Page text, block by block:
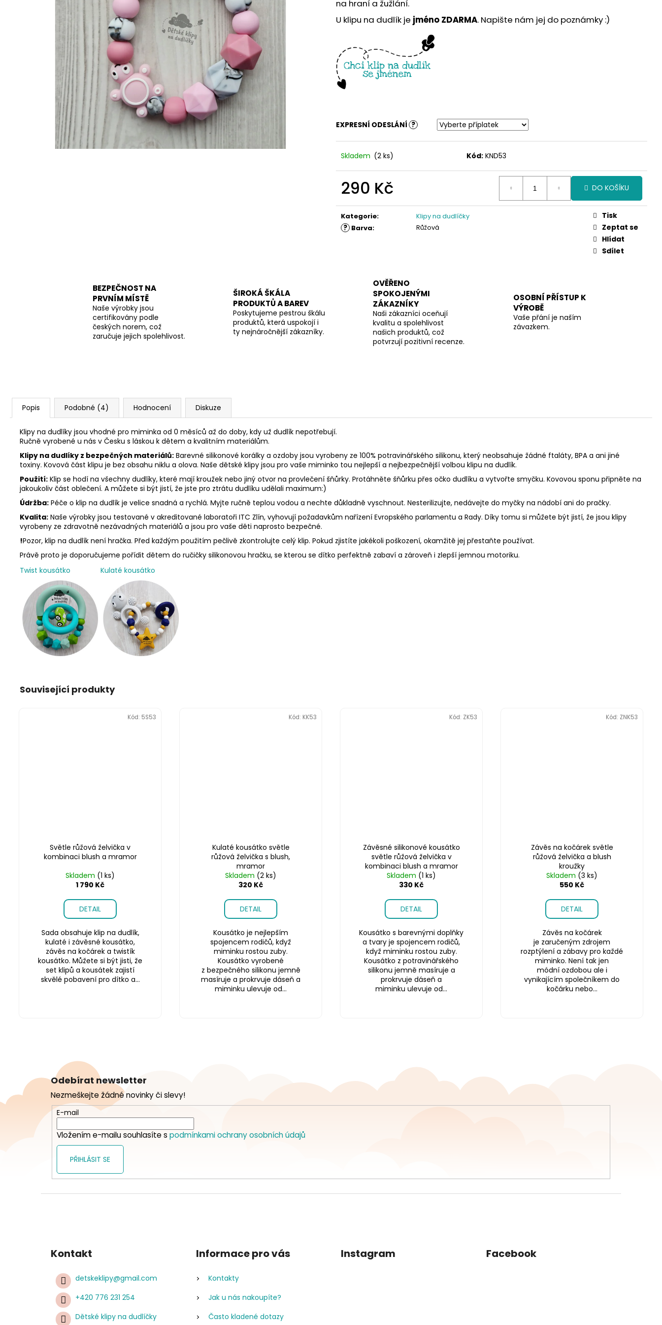
na hraní a žužlání.
U klipu na dudlík je jméno ZDARMA. Napište nám jej do poznámky :)
EXPRESNÍ ODESLÁNÍ ?
Skladem (2 ks) Kód: KND53
290 Kč
cena:
DO KOŠÍKU
Kategorie: Klipy na dudlíčky
? Barva: Růžová
Tisk
Zeptat se
Hlídat
Sdílet
BEZPEČNOST NA
PRVNÍM MÍSTĚ
Naše výrobky jsou
certifikovány podle
českých norem, což
zaručuje jejich spolehlivost.
ŠIROKÁ ŠKÁLA
PRODUKTŮ A BAREV
Poskytujeme pestrou škálu
produktů, která uspokojí i
ty nejnáročnější zákazníky.
OVĚŘENO
SPOKOJENÝMI
ZÁKAZNÍKY
Naši zákazníci oceňují
kvalitu a spolehlivost
našich produktů, což
potvrzují pozitivní recenze.
OSOBNÍ PŘÍSTUP K
VÝROBĚ
Vaše přání je naším
závazkem.
Popis Podobné (4) Hodnocení Diskuze
Klipy na dudlíky jsou vhodné pro miminka od 0 měsíců až do doby, kdy už dudlík nepotřebují.
Ručně vyrobené u nás v Česku s láskou k dětem a kvalitním materiálům.
Klipy na dudlíky z bezpečných materiálů: Barevné silikonové korálky a ozdoby jsou vyrobeny ze 100% potravinářského silikonu, který neobsahuje žádné ftaláty, BPA a ani jiné
toxiny. Kovová část klipu je bez obsahu niklu a olova. Naše dětské klipy jsou pro vaše miminko tou nejlepší a nejbezpečnější volbou klipu na dudlík.
Použití: Klip se hodí na všechny dudlíky, které mají kroužek nebo jiný otvor na provlečení šňůrky. Protáhněte šňůrku přes očko dudlíku a vytvořte smyčku. Kovovou sponu připněte na
jakoukoliv část oblečení. A můžete si být jistí, že jste pro ztrátu dudlíku udělali maximum:)
Údržba: Péče o klip na dudlík je velice snadná a rychlá. Myjte ručně teplou vodou a nechte důkladně vyschnout. Nesterilizujte, nedávejte do myčky na nádobí ani do pračky.
Kvalita: Naše výrobky jsou testované v akreditované laboratoři ITC Zlín, vyhovují požadavkům nařízení Evropského parlamentu a Rady. Díky tomu si můžete být jistí, že jsou klipy
vyrobeny ze zdravotně nezávadných materiálů a jsou pro vaše děti naprosto bezpečné.
!Pozor, klip na dudlík není hračka. Před každým použitím pečlivě zkontrolujte celý klip. Pokud zjistíte jakékoli poškození, okamžitě jej přestaňte používat.
Právě proto je doporučujeme pořídit dětem do ručičky silikonovou hračku, se kterou se dítko perfektně zabaví a zároveň i zlepší jemnou motoriku.
Twist kousátko
Kulaté kousátko
Související produkty
Světle růžová želvička v
kombinaci blush a mramor
Skladem (1 ks)
1 790 Kč
DETAIL
Sada obsahuje klip na dudlík,
kulaté i závěsné kousátko,
závěs na kočárek a twistík
kousátko. Můžete si být jisti, že
set klipů a kousátek zajistí
skvělé pobavení pro dítko a...
Kód: 5S53
Kulaté kousátko světle
růžová želvička s blush,
mramor
Skladem (2 ks)
320 Kč
DETAIL
Kousátko je nejlepším
spojencem rodičů, když
miminku rostou zuby.
Kousátko vyrobené
z bezpečného silikonu jemně
masíruje a prokrvuje dáseň a
miminku ulevuje od...
Kód: KK53
Závěsné silikonové kousátko
světle růžová želvička v
kombinaci blush a mramor
Skladem (1 ks)
330 Kč
DETAIL
Kousátko s barevnými doplňky
a tvary je spojencem rodičů,
když miminku rostou zuby.
Kousátko z potravinářského
silikonu jemně masíruje a
prokrvuje dáseň a
miminku ulevuje od...
Kód: ZK53
Závěs na kočárek světle
růžová želvička a blush
kroužky
Skladem (3 ks)
550 Kč
DETAIL
Závěs na kočárek
je zaručeným zdrojem
rozptýlení a zábavy pro každé
miminko. Není tak jen
módní ozdobou ale i
vynikajícím společníkem do
kočárku nebo...
Kód: ZNK53
a
Odebírat newsletter
Nezmeškejte žádné novinky či slevy!
E-mail
Vložením e-mailu souhlasíte s podmínkami ochrany osobních údajů
PŘIHLÁSIT SE
Kontakt
detskeklipy@gmail.com
+420 776 231 254
Dětské klipy na dudlíčky
Informace pro vás
Kontakty
Jak u nás nakoupíte?
Často kladené dotazy
Instagram Facebook